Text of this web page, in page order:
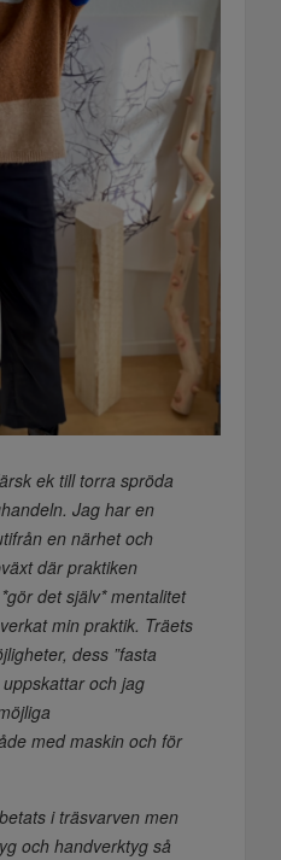
ek till torra spröda
Jag har en
en närhet och
där praktiken
det själv* mentalitet
min praktik. Träets
dess ”fasta
och jag
med maskin och för
i träsvarven men
och handverktyg så